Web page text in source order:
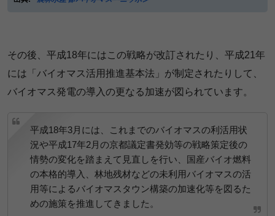
その後、平成18年にはこの戦略が改訂されたり、平成21年
には「バイオマス活用推進基本法」が制定されたりして、
バイオマス発電の導入の更なる加速が図られています。
平成18年3月には、これまでのバイオマスの利活用状
況や平成17年2月の京都議定書発効等の戦略策定後の
情勢の変化を踏まえて見直しを行い、国産バイオ燃料
の本格的導入、林地残材などの未利用バイオマスの活
用等によるバイオマスタウン構築の加速化等を図るた
めの施策を推進してきました。